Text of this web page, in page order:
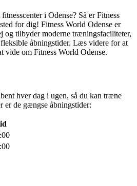
i Odense? Så er Fitness
for dig! Fitness World Odense er
og tilbyder moderne træningsfaciliteter,
åbningstider. Læs videre for at
vide om Fitness World Odense.
hver dag i ugen, så du kan træne
er de gængse åbningstider: